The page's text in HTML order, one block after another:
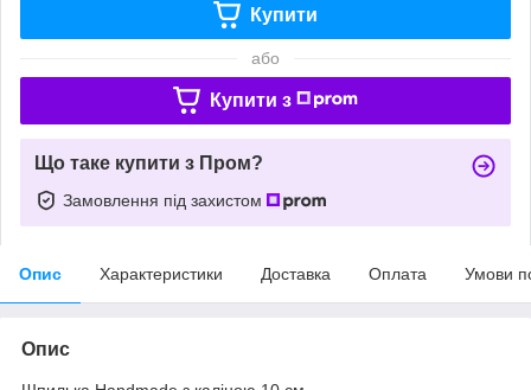
Купити
або
Купити з
Що таке купити з Пром?
Замовлення під захистом
Опис Характеристики Доставка Оплата Умови
Опис